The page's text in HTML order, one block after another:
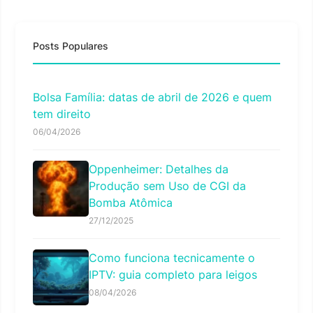
Posts Populares
Bolsa Família: datas de abril de 2026 e quem
tem direito
06/04/2026
Oppenheimer: Detalhes da
Produção sem Uso de CGI da
Bomba Atômica
27/12/2025
Como funciona tecnicamente o
IPTV: guia completo para leigos
08/04/2026